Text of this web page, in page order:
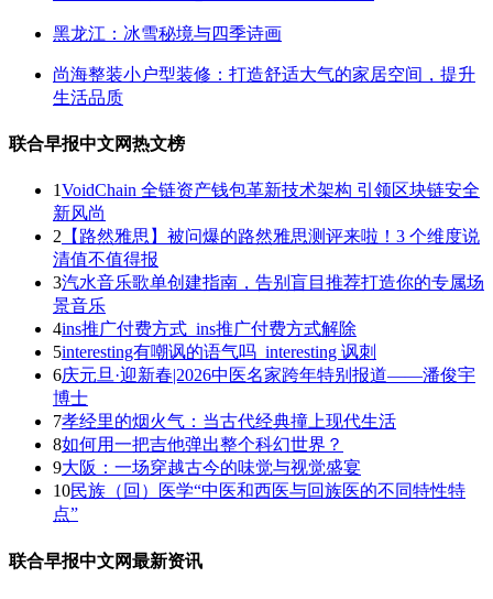
黑龙江：冰雪秘境与四季诗画
尚海整装小户型装修：打造舒适大气的家居空间，提升
生活品质
联合早报中文网热文榜
1VoidChain 全链资产钱包革新技术架构 引领区块链安全
新风尚
2 【路然雅思】被问爆的路然雅思测评来啦！3 个维度说
清值不值得报
3汽水音乐歌单创建指南，告别盲目推荐打造你的专属场
景音乐
4ins推广付费方式_ins推广付费方式解除
5interesting有嘲讽的语气吗_interesting 讽刺
6庆元旦·迎新春|2026中医名家跨年特别报道——潘俊宇
博士
7孝经里的烟火气：当古代经典撞上现代生活
8如何用一把吉他弹出整个科幻世界？
9大阪：一场穿越古今的味觉与视觉盛宴
10民族（回）医学“中医和西医与回族医的不同特性特
点”
联合早报中文网最新资讯